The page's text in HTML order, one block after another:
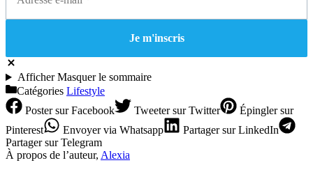
AfficherMasquerle sommaire
Catégories Lifestyle
Postersur Facebook Tweetersur Twitter Épinglersur
Pinterest
Envoyervia Whatsapp Partagersur LinkedIn
Partagersur Telegram
À propos de l’auteur, Alexia